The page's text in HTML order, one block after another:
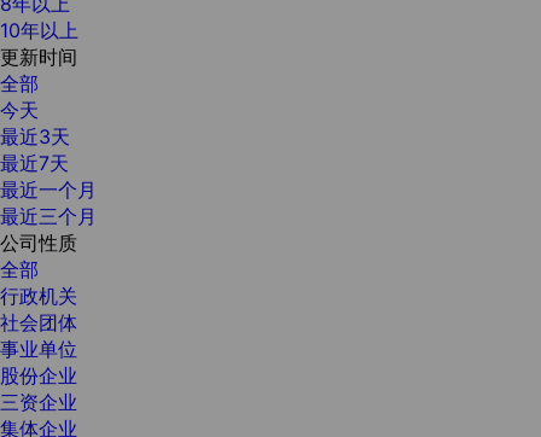
10年以上
更新时间
全部
今天
最近3天
最近7天
最近一个月
最近三个月
公司性质
全部
行政机关
社会团体
事业单位
股份企业
三资企业
集体企业